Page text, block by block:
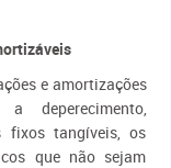
e amortizações
deperecimento,
fixos tangíveis, os
que não sejam